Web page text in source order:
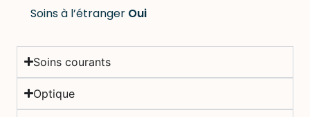
Soins à l’étranger Oui
Soins courants
Optique